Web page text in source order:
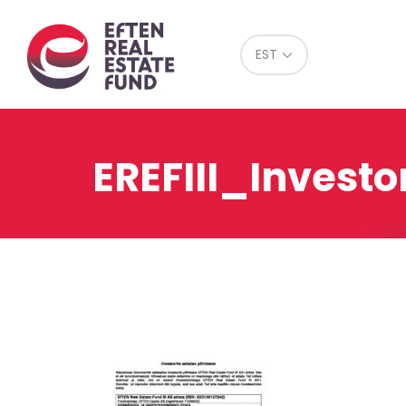
Eref EST